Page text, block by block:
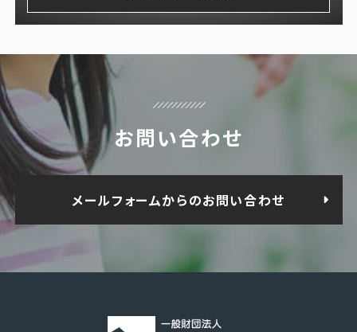
お問い合わせ
メールフォームからのお問い合わせ